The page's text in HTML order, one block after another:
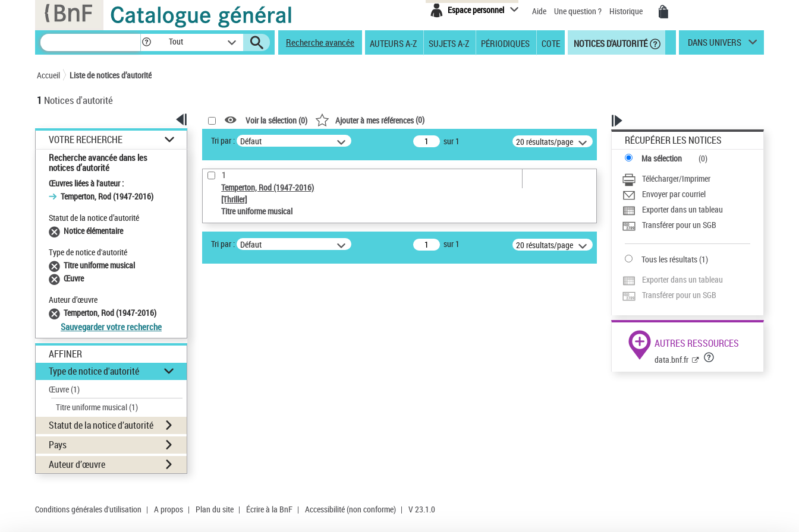
Espace personnel Aide Une question ? Historique
Tout Recherche avancée AUTEURS A-Z SUJETS A-Z PÉRIODIQUES COTE NOTICES D'AUTORITÉ DANS UNIVERS
Accueil Liste de notices d’autorité
1 Notices d'autorité
VOTRE RECHERCHE
Recherche avancée dans les
notices d’autorité
Œuvres liées à l'auteur :
Temperton, Rod (1947-2016)
Statut de la notice d’autorité
Notice élémentaire
Type de notice d'autorité
Titre uniforme musical
Œuvre
Auteur d’œuvre
Temperton, Rod (1947-2016)
Sauvegarder votre recherche
AFFINER
Type de notice d'autorité
Œuvre(1)
Titre uniforme musical(1)
Statut de la notice d’autorité
Pays
Auteur d’œuvre
Voir la sélection (0) Ajouter à mes références(0)
Tri par : Défaut sur 1 20 résultats/page
1
Temperton, Rod (1947-2016)
[Thriller]
Titre uniforme musical
Tri par : Défaut sur 1 20 résultats/page
RÉCUPÉRER LES NOTICES
Ma sélection (0)
Télécharger/Imprimer
Envoyer par courriel
Exporter dans un tableau
Transférer pour un SGB
Tous les résultats(1)
Exporter dans un tableau
Transférer pour un SGB
AUTRES RESSOURCES
data.bnf.fr
Conditions générales d'utilisation | A propos | Plan du site | Écrire à la BnF | Accessibilité (non conforme) | V 23.1.0
Panneau de gestion des cookies